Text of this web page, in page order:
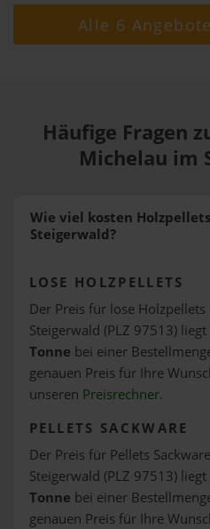
Alle 6
Häufige Fragen
Michelau im
Wie viel kosten
Steigerwald?
LOSE HOLZPELLETS
Der Preis für lose
Steigerwald (PLZ 97513)
Tonne bei einer
genauen Preis für Ihre
unseren Preisrechner.
PELLETS SACKWARE
Der Preis für Pellets
Steigerwald (PLZ 97513)
Tonne bei einer
genauen Preis für Ihre